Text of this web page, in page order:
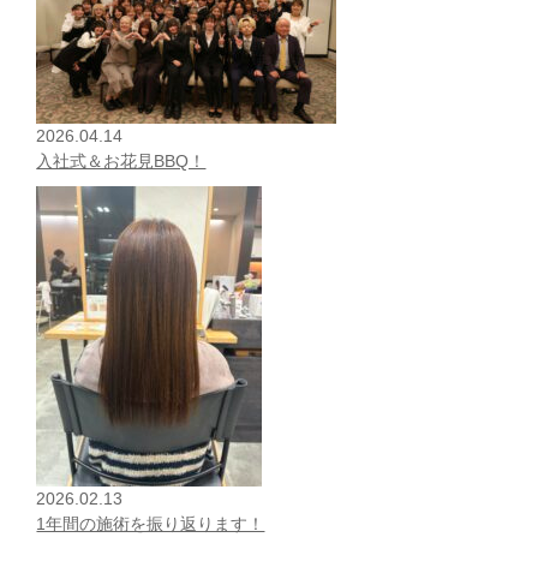
2026.04.14
入社式＆お花見BBQ！
2026.02.13
1年間の施術を振り返ります！